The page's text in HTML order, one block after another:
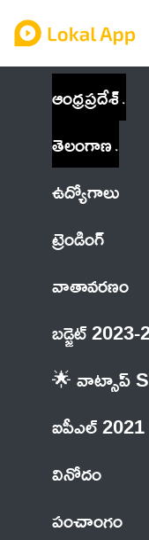
ఆంధ్రప్రదేశ్
తెలంగాణ
ఉద్యోగాలు
ట్రెండింగ్
వాతావరణం
బడ్జెట్ 2023-
🌟 వాట్సాప్
ఐపీఎల్ 2021
వినోదం
పంచాంగం